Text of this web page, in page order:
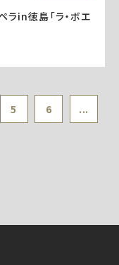
ラin徳島「ラ・ボエ
5 6 ...